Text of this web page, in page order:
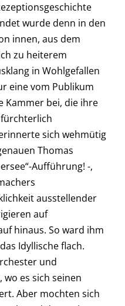
wurde denn in den
innen, aus dem
zu heiterem
in Wohlgefallen
eine vom Publikum
Kammer bei, die ihre
sich wehmütig
Thomas
Aufführung! -,
ausstellender
auf
hinaus. So ward ihm
Idyllische flach.
und
es sich seinen
Aber mochten sich